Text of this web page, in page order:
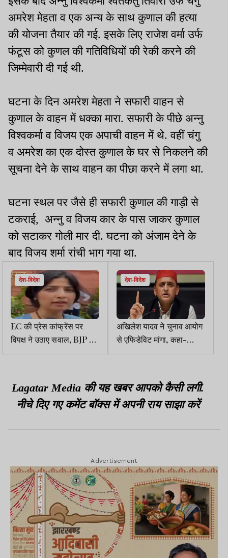
अमरेश मेहता व एक अन्य के साथ कुणाल की हत्या
की योजना तैयार की गई. इसके लिए राजेश वर्मा उर्फ
फंटूस को कुणल की गतिविधियों की रेकी करने की
जिम्मेवारी दी गई थी.
घटना के दिन अमरेश मेहता ने सफारी वाहन से
कुणाल के वाहन में धक्का मारा. सफारी के पीछे अन्नु
विश्वकर्मा व विजय एक अपाची वाहन में थे. वहीं चंगु
व अमरेश का एक दोस्त कुणाल के घर से निकलने की
सूचना देने के साथ वाहन का पीछा करने में लगा था.
घटना स्थल पर जैसे ही सफारी कुणाल की गाड़ी से
टकराई, अन्नु व विजय कार के पास जाकर कुणाल
को सटाकर गोली मार दी. घटना को अंजाम देने के
बाद विजय शर्मा रांची भाग गया था.
देश-विदेश
EC की प्रेस कांफ्रेंस पर
विपक्ष ने उठाए सवाल, BJP को
फायदा पहुंचाने का लगाया
देश-विदेश
अखिलेश यादव ने चुनाव आयोग
से एफिडेविट मांगा, कहा-
भाजपा जाए तो सत्यता आए
Lagatar Media की यह खबर आपको कैसी लगी.
नीचे दिए गए कमेंट बॉक्स में अपनी राय साझा करें
Advertisement